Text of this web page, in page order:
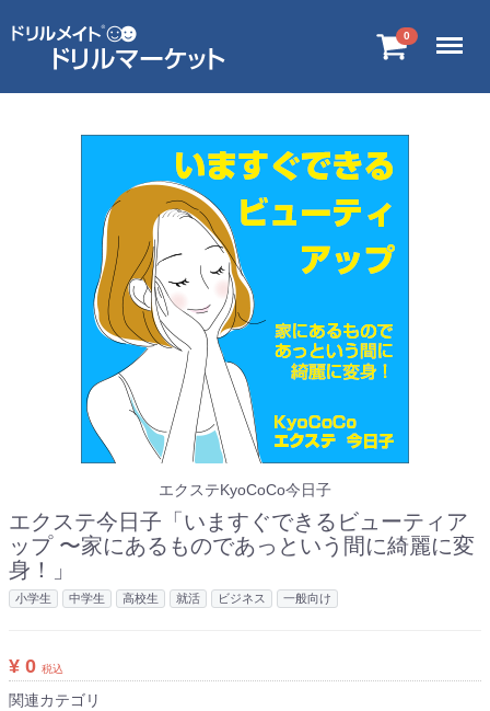
0
エクステKyoCoCo今日子
エクステ今日子「いますぐできるビューティア
ップ 〜家にあるものであっという間に綺麗に変
身！」
小学生 中学生 高校生 就活 ビジネス 一般向け
¥ 0 税込
関連カテゴリ